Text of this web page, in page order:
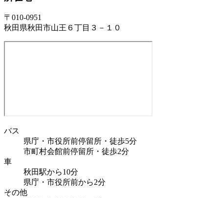
〒010-0951
秋田県秋田市山王６丁目３－１０
バス
県庁・市役所前停留所・徒歩5分
市町村会館前停留所・徒歩2分
車
秋田駅から10分
県庁・市役所前から2分
その他